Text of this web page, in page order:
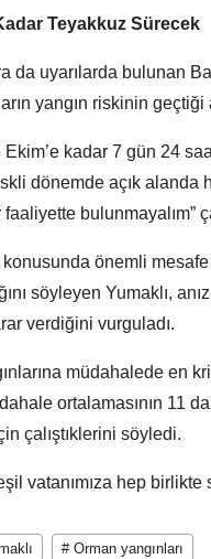
Teyakkuz Sürecek
da uyarılarda bulunan
yangın riskinin
kadar 7 gün 24
dönemde açık
bulunmayalım”
konusunda önemli
söyleyen Yumaklı,
verdiğini vurguladı.
müdahalede en
ortalamasının 11
çalıştıklerini söyledi.
vatanımıza hep birlikte
# Orman yangınları